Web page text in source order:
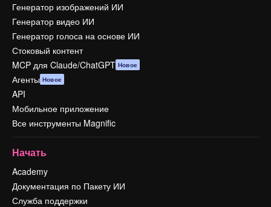
Генератор изображений ИИ
Генератор видео ИИ
Генератор голоса на основе ИИ
Стоковый контент
MCP для Claude/ChatGPT Новое
Агенты Новое
API
Мобильное приложение
Все инструменты Magnific
Начать
Academy
Документация по Пакету ИИ
Служба поддержки